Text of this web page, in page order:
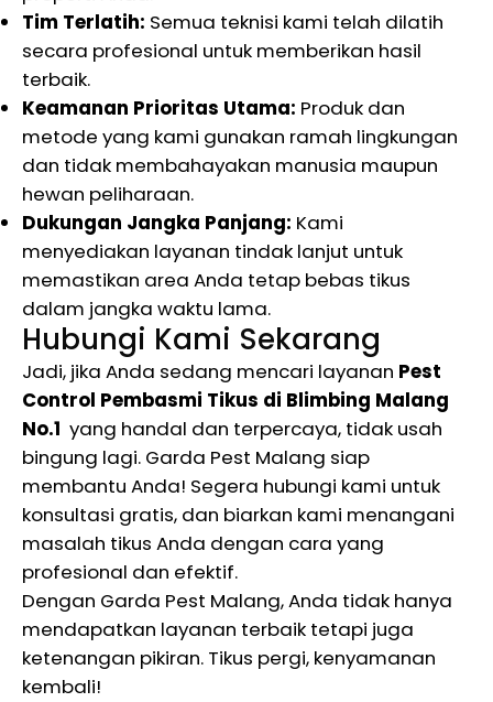
Tim Terlatih: Semua teknisi kami telah dilatih
secara profesional untuk memberikan hasil
terbaik.
Keamanan Prioritas Utama: Produk dan
metode yang kami gunakan ramah lingkungan
dan tidak membahayakan manusia maupun
hewan peliharaan.
Dukungan Jangka Panjang: Kami
menyediakan layanan tindak lanjut untuk
memastikan area Anda tetap bebas tikus
dalam jangka waktu lama.
Hubungi Kami Sekarang
Jadi, jika Anda sedang mencari layanan Pest
Control Pembasmi Tikus di Blimbing Malang
No.1 yang handal dan terpercaya, tidak usah
bingung lagi. Garda Pest Malang siap
membantu Anda! Segera hubungi kami untuk
konsultasi gratis, dan biarkan kami menangani
masalah tikus Anda dengan cara yang
profesional dan efektif.
Dengan Garda Pest Malang, Anda tidak hanya
mendapatkan layanan terbaik tetapi juga
ketenangan pikiran. Tikus pergi, kenyamanan
kembali!